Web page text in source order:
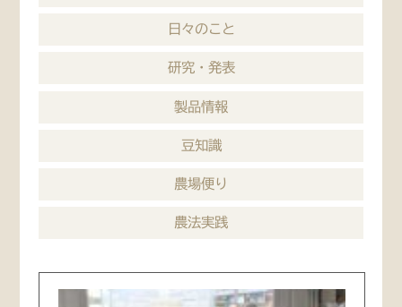
日々のこと
研究・発表
製品情報
豆知識
農場便り
農法実践